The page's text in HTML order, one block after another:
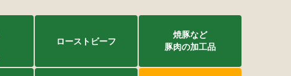
ローストビーフ
焼豚など
豚肉の加工品